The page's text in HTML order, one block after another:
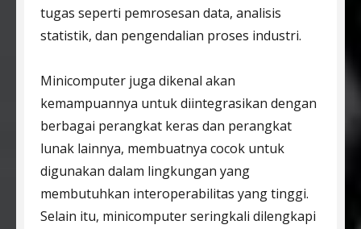
tugas seperti pemrosesan data, analisis
statistik, dan pengendalian proses industri.
Minicomputer juga dikenal akan
kemampuannya untuk diintegrasikan dengan
berbagai perangkat keras dan perangkat
lunak lainnya, membuatnya cocok untuk
digunakan dalam lingkungan yang
membutuhkan interoperabilitas yang tinggi.
Selain itu, minicomputer seringkali dilengkapi